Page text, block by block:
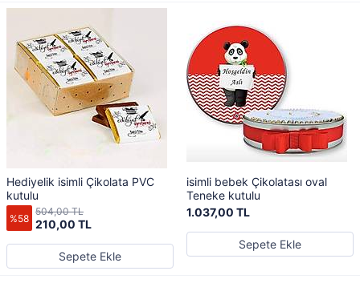
Hediyelik isimli Çikolata PVC
kutulu
%58 210,00 TL
504,00 TL
Sepete Ekle
isimli bebek Çikolatası oval
Teneke kutulu
1.037,00 TL
Sepete Ekle